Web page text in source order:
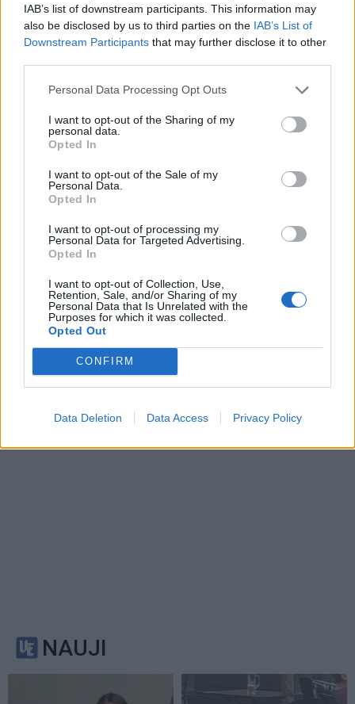
IAB’s list of downstream participants. This information may
also be disclosed by us to third parties on the IAB’s List of
Downstream Participants that may further disclose it to other
Personal Data Processing Opt Outs
I want to opt-out of the Sharing of my
personal data.
Opted In
I want to opt-out of the Sale of my
Personal Data.
Opted In
I want to opt-out of processing my
Personal Data for Targeted Advertising.
Opted In
I want to opt-out of Collection, Use,
Retention, Sale, and/or Sharing of my
Personal Data that Is Unrelated with the
Purposes for which it was collected.
Opted Out
CONFIRM
Data Deletion Data Access Privacy Policy
Kriminalai
pasekėjas nušovė gandrą
Kriminalai
priklauso kitiems:
Kriminalai
Sukčiai nesnaudžia:
naudojasi dėl kietojo kuro
kilusiu ažiotažu
Kriminalai
Gaisras automobilių
NAUJI